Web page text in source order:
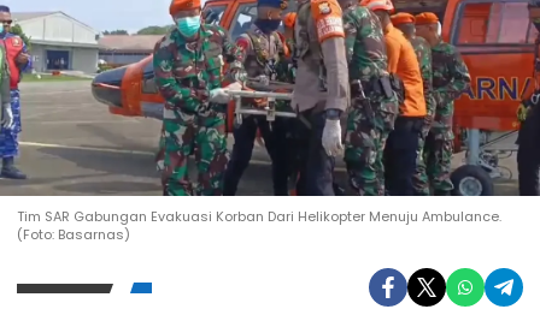
Tim SAR Gabungan Evakuasi Korban Dari Helikopter Menuju Ambulance.
(Foto: Basarnas)